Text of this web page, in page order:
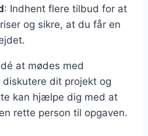
: Indhent flere tilbud for at
og sikre, at du får en
at mødes med
dit projekt og
kan hjælpe dig med at
rette person til opgaven.